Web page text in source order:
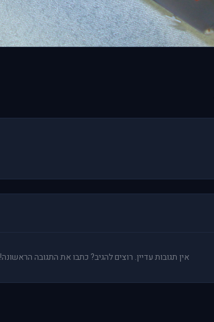
אין תגובות עדיין. רוצים להגיב? כתבו את התגובה הראשונה!